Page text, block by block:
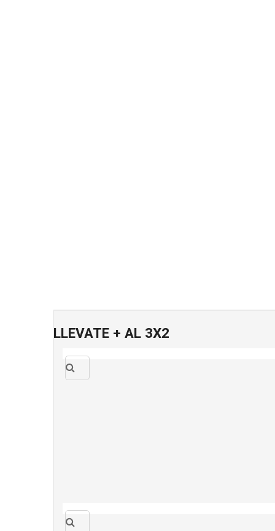
LLEVATE + AL 3X2